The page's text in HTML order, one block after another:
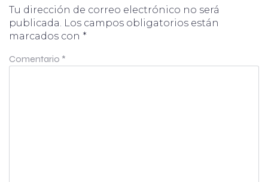
Tu dirección de correo electrónico no será
publicada. Los campos obligatorios están
marcados con *
Comentario *